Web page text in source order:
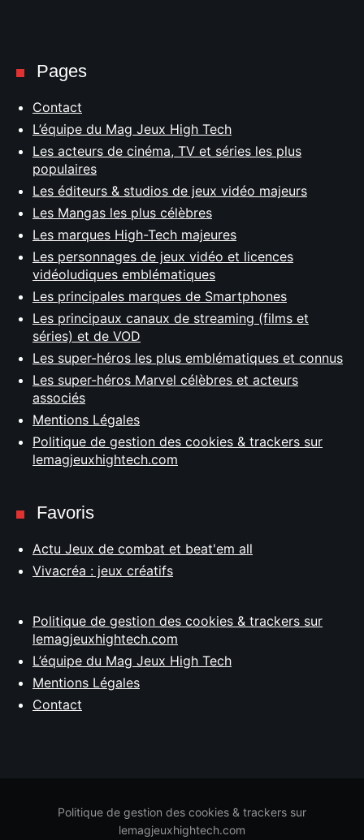
Pages
Contact
L’équipe du Mag Jeux High Tech
Les acteurs de cinéma, TV et séries les plus
populaires
Les éditeurs & studios de jeux vidéo majeurs
Les Mangas les plus célèbres
Les marques High-Tech majeures
Les personnages de jeux vidéo et licences
vidéoludiques emblématiques
Les principales marques de Smartphones
Les principaux canaux de streaming (films et
séries) et de VOD
Les super-héros les plus emblématiques et connus
Les super-héros Marvel célèbres et acteurs
associés
Mentions Légales
Politique de gestion des cookies & trackers sur
lemagjeuxhightech.com
Favoris
Actu Jeux de combat et beat'em all
Vivacréa : jeux créatifs
Politique de gestion des cookies & trackers sur
lemagjeuxhightech.com
L’équipe du Mag Jeux High Tech
Mentions Légales
Contact
Politique de gestion des cookies & trackers sur
lemagjeuxhightech.com